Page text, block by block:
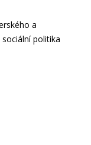
a
politika